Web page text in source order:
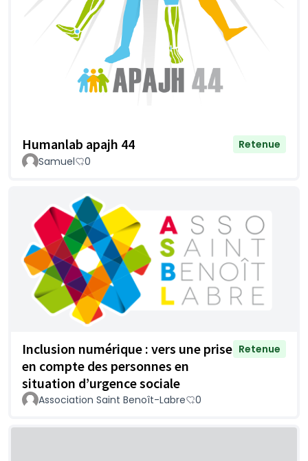
Humanlab apajh 44
Retenue
Samuel
0
Inclusion numérique : vers une prise
en compte des personnes en
situation d’urgence sociale
Retenue
Association Saint Benoît-Labre 0